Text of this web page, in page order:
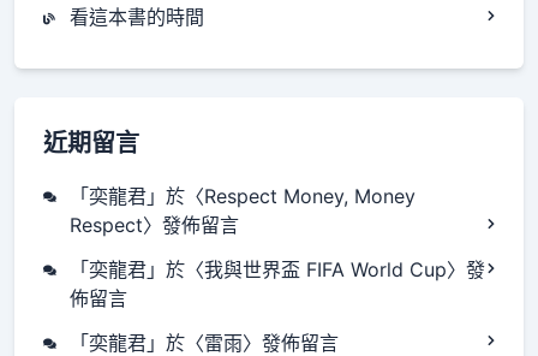
看這本書的時間
近期留言
「奕龍君 」於〈Respect Money, Money
Respect〉發佈留言
「奕龍君 」於〈我與世界盃 FIFA World Cup〉發
佈留言
「奕龍君 」於〈雷雨〉發佈留言